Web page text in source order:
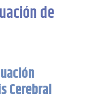
de
Cerebral